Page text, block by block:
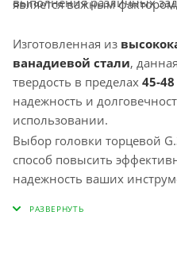
является важным
Изготовленная из
ванадиевой стали,
твердость в пределах 45-48
надежность и
использовании.
Выбор головки торцевой
способ повысить
надежность ваших